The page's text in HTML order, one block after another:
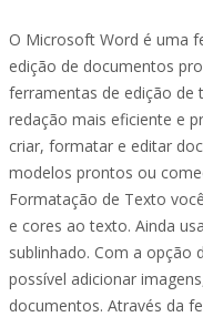
O Microsoft Word é uma
edição de documentos
ferramentas de edição
redação mais eficiente e
criar, formatar e editar
modelos prontos ou
Formatação de Texto
e cores ao texto. Ainda
sublinhado. Com a opção
possível adicionar
documentos. Através da